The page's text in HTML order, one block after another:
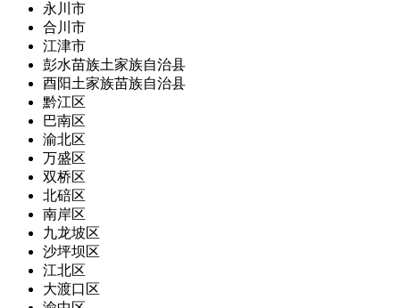
永川市
合川市
江津市
彭水苗族土家族自治县
酉阳土家族苗族自治县
黔江区
巴南区
渝北区
万盛区
双桥区
北碚区
南岸区
九龙坡区
沙坪坝区
江北区
大渡口区